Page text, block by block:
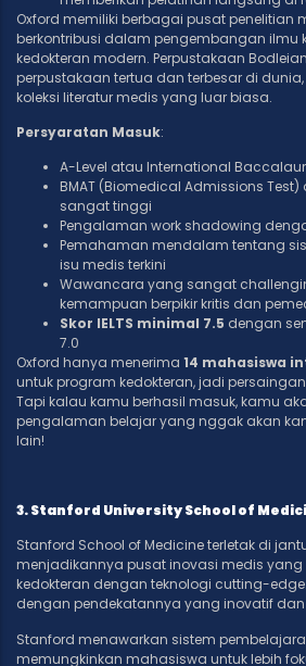
Oxford memiliki berbagai pusat penelitian
berkontribusi dalam pengembangan ilmu
kedokteran modern. Perpustakaan
perpustakaan tertua dan terbesar di
koleksi literatur medis yang luar biasa.
Persyaratan Masuk:
A-Level atau International
BMAT (Biomedical Admissions
sangat tinggi
Pengalaman work shadowing
Pemahaman mendalam tentang
isu medis terkini
Wawancara yang sangat
kemampuan berpikir kritis dan
Skor IELTS minimal 7.5 dengan
7.0
Oxford hanya menerima 14 mahasiswa
untuk program kedokteran, jadi
Tapi kalau kamu berhasil masuk, kamu
pengalaman belajar yang nggak akan
lain!
3. Stanford University School of
Stanford School of Medicine terletak di
menjadikannya pusat inovasi medis
kedokteran dengan teknologi cutting-
dengan pendekatannya yang inovatif
Stanford menawarkan sistem
memungkinkan mahasiswa untuk lebih